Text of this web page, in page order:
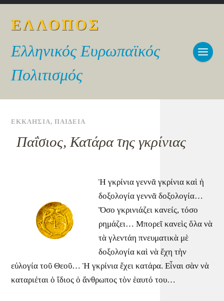
ΕΛΛΟΠΟΣ
Ελληνικός Ευρωπαϊκός
Πολιτισμός
ΕΚΚΛΗΣΙΑ,ΠΑΙΔΕΙΑ
Παΐσιος, Κατάρα της γκρίνιας
Ἡ γκρίνια γεννᾶ γκρίνια καὶ ἡ
δοξολογία γεννᾶ δοξολογία…
Ὅσο γκρινιάζει κανείς, τόσο
ρημάζει… Μπορεῖ κανεὶς ὅλα νὰ
τὰ γλεντάη πνευματικὰ μὲ
δοξολογία καὶ νὰ ἔχη τὴν
εὐλογία τοῦ Θεοῦ… Ἡ γκρίνια ἔχει κατάρα. Εἶναι σὰν νὰ
καταριέται ὁ ἴδιος ὁ ἄνθρωπος τὸν ἑαυτό του…